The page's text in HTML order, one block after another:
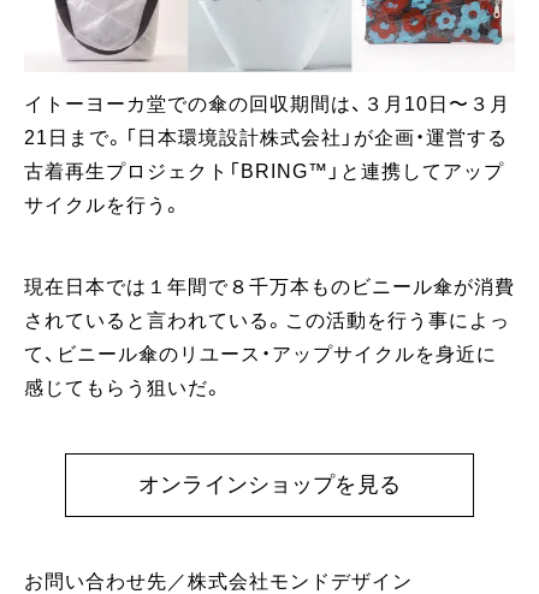
イトーヨーカ堂での傘の回収期間は、３月10日〜３月
21日まで。「日本環境設計株式会社」が企画・運営する
古着再生プロジェクト「BRING™」と連携してアップ
サイクルを行う。
現在日本では１年間で８千万本ものビニール傘が消費
されていると言われている。この活動を行う事によっ
て、ビニール傘のリユース・アップサイクルを身近に
感じてもらう狙いだ。
オンラインショップを見る
お問い合わせ先／株式会社モンドデザイン